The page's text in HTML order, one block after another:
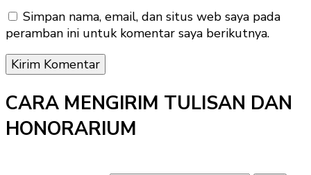
Simpan nama, email, dan situs web saya pada
peramban ini untuk komentar saya berikutnya.
CARA MENGIRIM TULISAN DAN
HONORARIUM